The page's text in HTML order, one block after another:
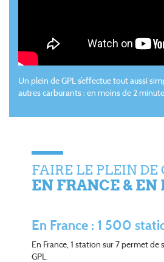
Un plein de GPL s’effectue tout aussi
autres carburants : en moins de 2
FAIRE LE PLEIN DE
EN FRANCE & EN
En France : 1 500
En France, 1 station sur 7 permet de
GPL.